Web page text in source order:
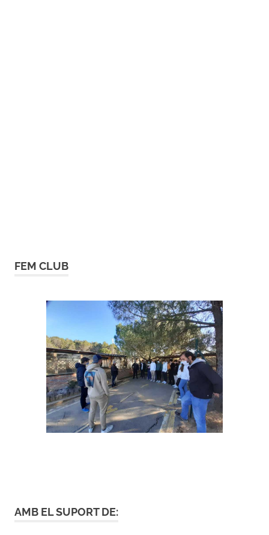
FEM CLUB
AMB EL SUPORT DE: